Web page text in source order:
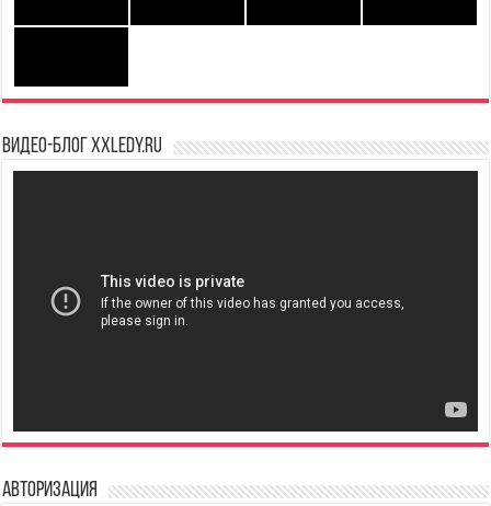
Видео-блог XXLedy.ru
Авторизация